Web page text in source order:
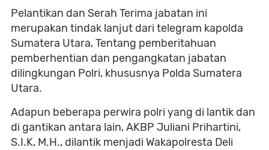
Pelantikan dan Serah Terima jabatan ini
merupakan tindak lanjut dari telegram kapolda
Sumatera Utara, Tentang pemberitahuan
pemberhentian dan pengangkatan jabatan
dilingkungan Polri, khususnya Polda Sumatera
Utara.
Adapun beberapa perwira polri yang di lantik dan
di gantikan antara lain, AKBP Juliani Prihartini,
S.I.K, M.H., dilantik menjadi Wakapolresta Deli